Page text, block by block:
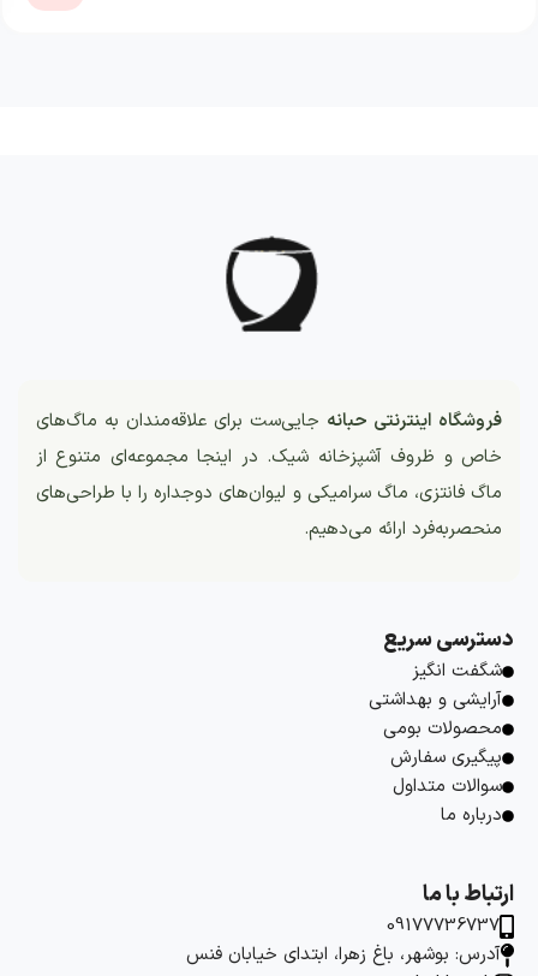
فروشگاه اینترنتی حبانه جایی‌ست برای علاقه‌مندان به ماگ‌های
خاص و ظروف آشپزخانه شیک. در اینجا مجموعه‌ای متنوع از
ماگ فانتزی، ماگ سرامیکی و لیوان‌های دوجداره را با طراحی‌های
منحصربه‌فرد ارائه می‌دهیم.
دسترسی سریع
شگفت انگیز
آرایشی و بهداشتی
محصولات بومی
پیگیری سفارش
سوالات متداول
درباره ما
ارتباط با ما
09177736737
آدرس: بوشهر، باغ زهرا، ابتدای خیابان فنس